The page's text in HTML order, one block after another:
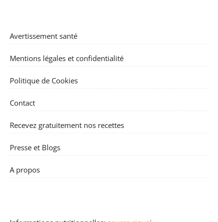
Avertissement santé
Mentions légales et confidentialité
Politique de Cookies
Contact
Recevez gratuitement nos recettes
Presse et Blogs
A propos